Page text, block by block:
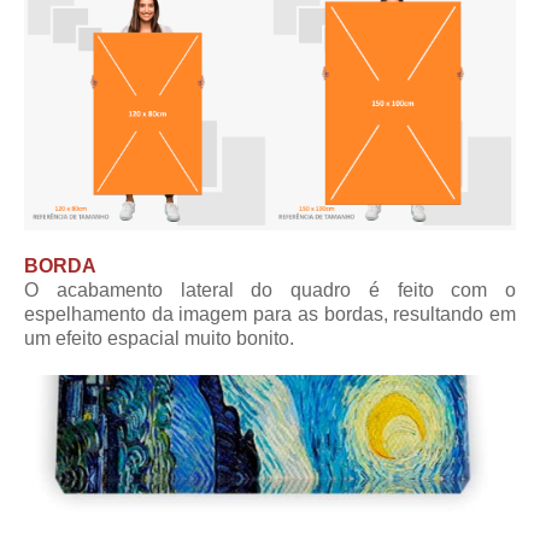
BORDA
O acabamento lateral do quadro é feito com o
espelhamento da imagem para as bordas, resultando em
um efeito espacial muito bonito.